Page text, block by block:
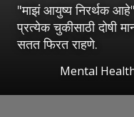
"माझं आयुष्य निरर्थक
प्रत्येक चुकीसाठी दोषी
सतत फिरत राहणे.
Mental